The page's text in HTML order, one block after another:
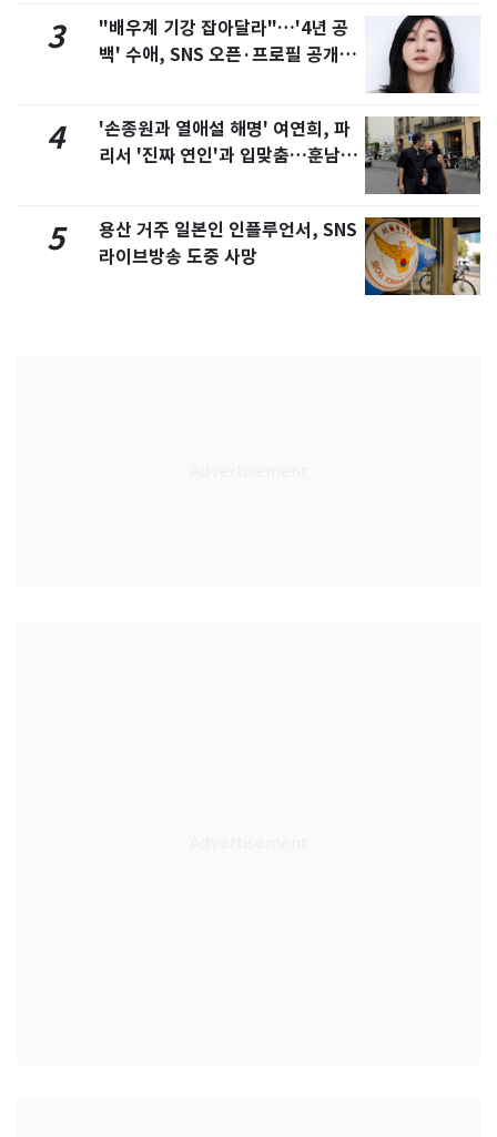
3
"배우계 기강 잡아달라"…'4년 공
백' 수애, SNS 오픈·프로필 공개
4
'손종원과 열애설 해명' 여연희, 파
리서 '진짜 연인'과 입맞춤…훈남이
5
용산 거주 일본인 인플루언서, SNS
라이브방송 도중 사망